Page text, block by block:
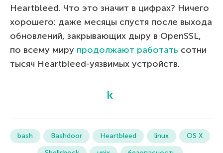
Heartbleed. Что это значит в цифрах? Ничего
хорошего: даже месяцы спустя после выхода
обновлений, закрывающих дыру в OpenSSL,
по всему миру продолжают работать сотни
тысяч Heartbleed-уязвимых устройств.
bash Bashdoor Heartbleed linux
OS X